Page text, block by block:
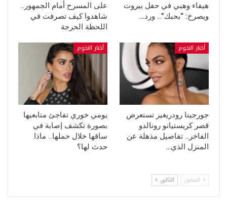
هيفاء وهبي في حفل بيروت
ويصرخ: “بحبك”.. ورد…
على المسرح أمام الجمهور..
شاهدوا كيف تصرفت في
اللحظة الحرجة
أخبار النجوم
جورجينا رودريغيز تستعرض
قصر كريستيانو رونالدو
الفاخر.. تفاصيل مذهلة عن
المنزل الذي…
أخبار النجوم
يومي خوري تفاجئ متابعيها
بصورة تكشف إصابة في
ساقها خلال حملها.. ماذا
حدث لها؟
السابق التالي